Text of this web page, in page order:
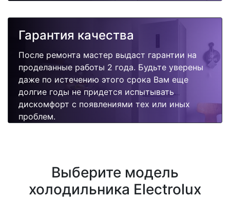
Гарантия качества
После ремонта мастер выдаст гарантии на
проделанные работы 2 года. Будьте уверены
даже по истечению этого срока Вам еще
долгие годы не придется испытывать
дискомфорт с появлениями тех или иных
проблем.
Выберите модель
холодильника Electrolux